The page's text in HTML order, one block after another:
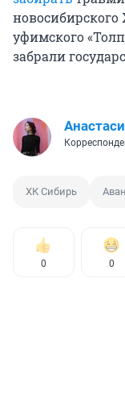
уфимского
забрали
ХК Сибирь
0 0